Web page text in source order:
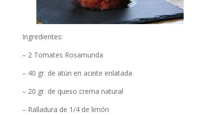
Ingredientes:
– 2 Tomates Rosamunda
– 40 gr. de atún en aceite enlatada
– 20 gr. de queso crema natural
– Ralladura de 1/4 de limón